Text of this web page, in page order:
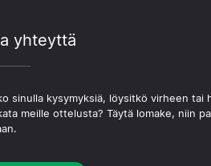
yhteyttä
sinulla kysymyksiä, löysitkö virheen tai
meille ottelusta? Täytä lomake, niin